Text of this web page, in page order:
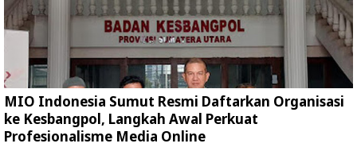
MIO Indonesia Sumut Resmi Daftarkan Organisasi
ke Kesbangpol, Langkah Awal Perkuat
Profesionalisme Media Online